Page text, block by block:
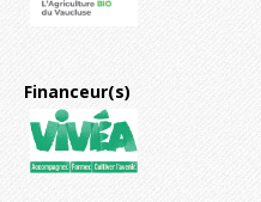
Financeur(s)